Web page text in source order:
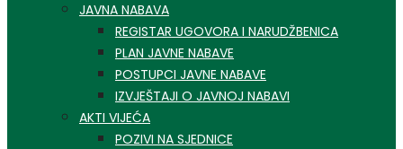
JAVNA NABAVA
REGISTAR UGOVORA I NARUDŽBENICA
PLAN JAVNE NABAVE
POSTUPCI JAVNE NABAVE
IZVJEŠTAJI O JAVNOJ NABAVI
AKTI VIJEĆA
POZIVI NA SJEDNICE